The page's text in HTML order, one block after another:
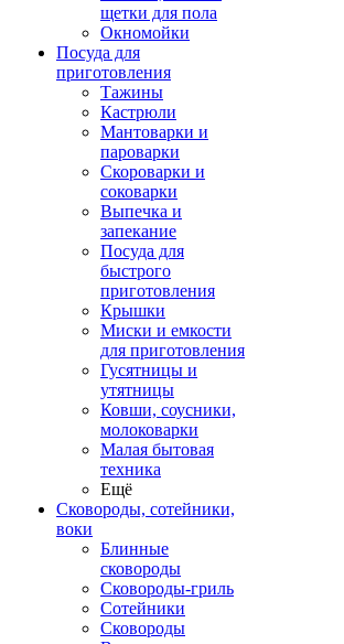
щетки для пола
Окномойки
Посуда для
приготовления
Тажины
Кастрюли
Мантоварки и
пароварки
Скороварки и
соковарки
Выпечка и
запекание
Посуда для
быстрого
приготовления
Крышки
Миски и емкости
для приготовления
Гусятницы и
утятницы
Ковши, соусники,
молоковарки
Малая бытовая
техника
Ещё
Сковороды, сотейники,
воки
Блинные
сковороды
Сковороды-гриль
Сотейники
Сковороды